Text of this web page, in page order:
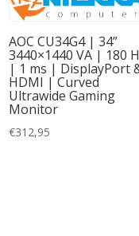
AOC CU34G4 | 34”
3440×1440 VA | 180
| 1 ms | DisplayPort
HDMI | Curved
Ultrawide Gaming
Monitor
€312,95